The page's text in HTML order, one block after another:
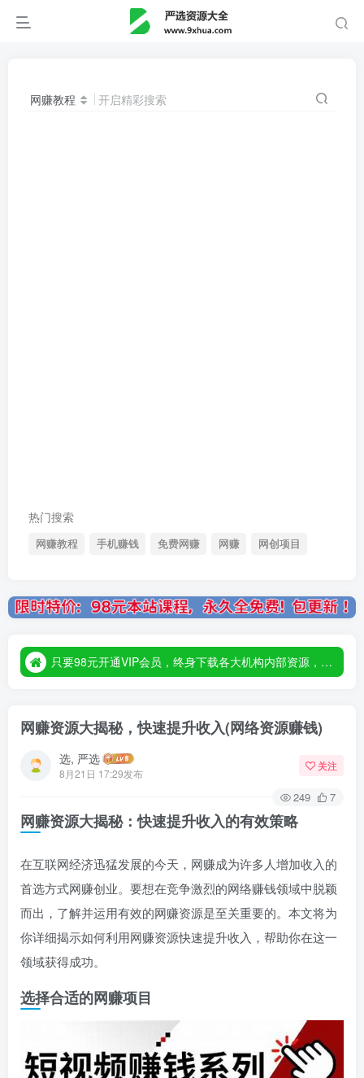
网赚教程 开启精彩搜索
热门搜索
网赚教程 手机赚钱 免费网赚 网赚 网创项目
只要98元开通VIP会员，终身下载各大机构内部资源，一站式草根创业基地，最新最强网赚教程大全，小投入，大回报！
只要98元开通VIP会员，终身下载各大机构内部资源，一站式草根创业基地，最新最强网赚教程大全，小投入，大回报！
网赚资源大揭秘，快速提升收入(网络资源赚钱)
选, 严选
8月21日 17:29发布
关注
249 7
网赚资源大揭秘：快速提升收入的有效策略
在互联网经济迅猛发展的今天，网赚成为许多人增加收入的
首选方式网赚创业。要想在竞争激烈的网络赚钱领域中脱颖
而出，了解并运用有效的网赚资源是至关重要的。本文将为
你详细揭示如何利用网赚资源快速提升收入，帮助你在这一
领域获得成功。
选择合适的网赚项目